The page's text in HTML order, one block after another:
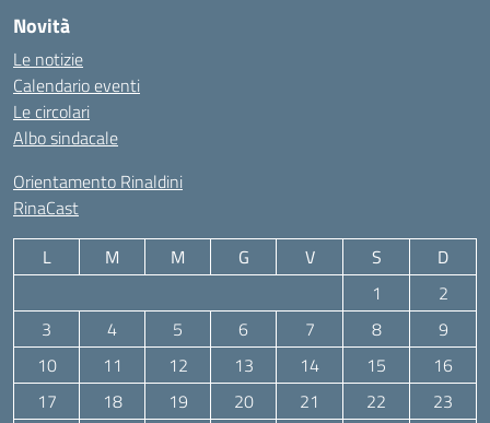
Novità
Le notizie
Calendario eventi
Le circolari
Albo sindacale
Orientamento Rinaldini
RinaCast
L M M G V S
D
1
2
3
4 5 6 7 8
9
10
11 12 13 14 15
16
17
18 19 20 21 22
23